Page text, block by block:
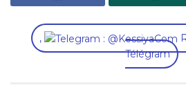
,
Télégram